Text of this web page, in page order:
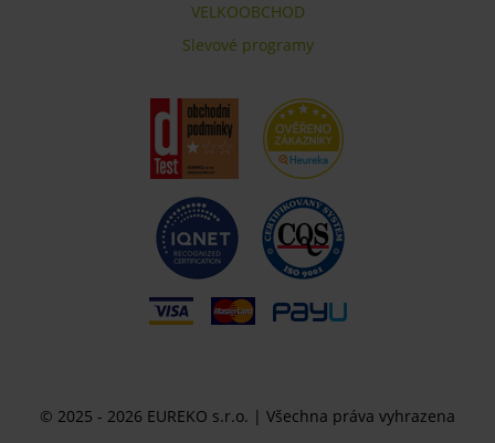
VELKOOBCHOD
Slevové programy
© 2025 - 2026 EUREKO s.r.o. | Všechna práva vyhrazena